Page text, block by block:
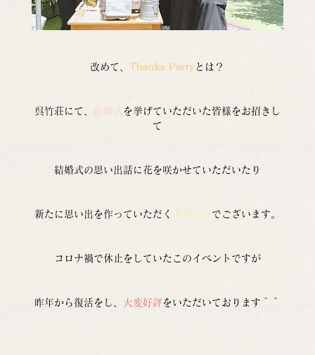
改めて、Thanks Party とは？
呉竹荘にて、 結婚式 を挙げていただいた皆様をお招きし
て
結婚式の思い出話に花を咲かせていただいたり
新たに思い出を作っていただく イベント でございます。
コロナ禍で休止をしていたこのイベントですが
昨年から復活をし、 大変好評 をいただいております＾＾